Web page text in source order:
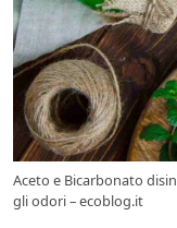
Aceto e Bicarbonato
gli odori – ecoblog.it